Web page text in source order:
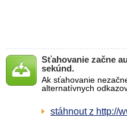
Sťahovanie začne
sekúnd.
Ak sťahovanie
alternatívnych
stáhnout z http://